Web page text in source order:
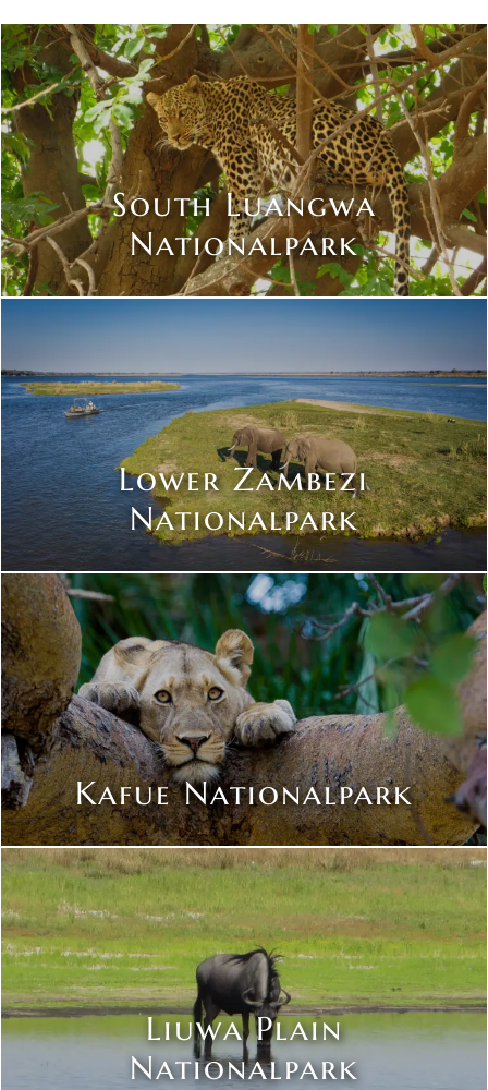
South Luangwa
Nationalpark
Lower Zambezi
Nationalpark
Kafue Nationalpark
Liuwa Plain
Nationalpark